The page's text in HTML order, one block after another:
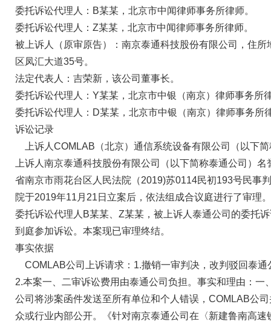
委托诉讼代理人：B某某，北京市中闻律师事务所律师。
委托诉讼代理人：Z某某，北京市中闻律师事务所律师。
被上诉人（原审原告）：南京泰通科技股份有限公司，住所
区凤汇大道35号。
法定代表人：吉荣新，该公司董事长。
委托诉讼代理人：Y某某，北京市中银（南京）律师事务所
委托诉讼代理人：D某某，北京市中银（南京）律师事务所
诉讼记录
上诉人COMLAB（北京）通信系统设备有限公司（以下
上诉人南京泰通科技股份有限公司（以下简称泰通公司）
省南京市雨花台区人民法院（2019)苏0114民初193号民事
院于2019年11月21日立案后，依法组成合议庭进行了审理
委托诉讼代理人B某某、Z某某，被上诉人泰通公司的委托
到庭参加诉讼。本案现已审理终结。
事实依据
COMLAB公司上诉请求：1.撤销一审判决，改判驳回泰通
2.本案一、二审诉讼费用由泰通公司负担。事实和理由：一
公司将涉案函件发送至所有单位和个人错误，COMLAB公
众或行业内部公开。《针对南京泰通公司在〈新建鲁南高速